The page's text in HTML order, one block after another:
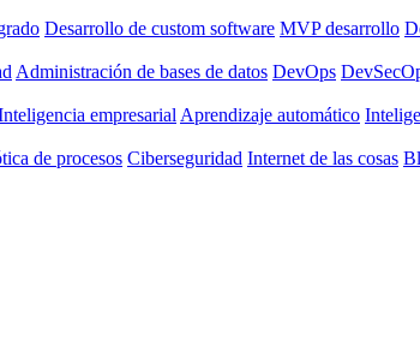
Desarrollo de custom software MVP desarrollo
Administración de bases de datos DevOps
empresarial Aprendizaje automático
de procesos Ciberseguridad Internet de las cosas